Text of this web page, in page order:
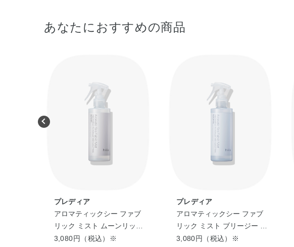
あなたにおすすめの商品
プレディア
アロマティックシー ファブ
リック ミスト ムーンリット
ナイト ＜195mL＞
3,080円（税込）※
プレディア
アロマティックシー ファブ
リック ミスト ブリージー モ
ーニング ＜195mL＞
3,080円（税込）※